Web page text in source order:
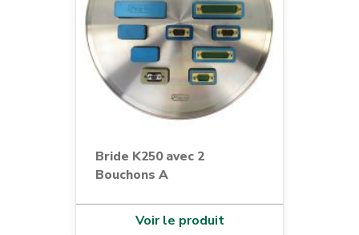
Bride K250 avec 2
Bouchons A
Voir le produit